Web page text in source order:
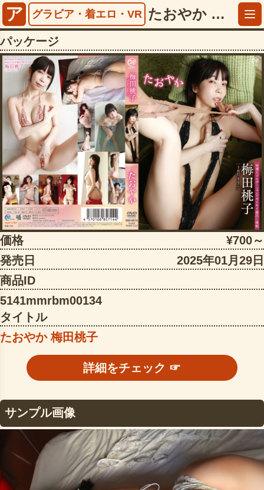
ア グラビア・着エロ・VR たおやか 梅田桃子【5141mmrbm00134】
パッケージ
価格
¥700～
発売日
2025年01月29日
商品ID
5141mmrbm00134
タイトル
たおやか 梅田桃子
詳細をチェック ☞
サンプル画像